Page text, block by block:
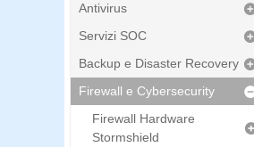
Antivirus
Servizi SOC
Backup e Disaster Recovery
Firewall e Cybersecurity
Firewall Hardware
Stormshield